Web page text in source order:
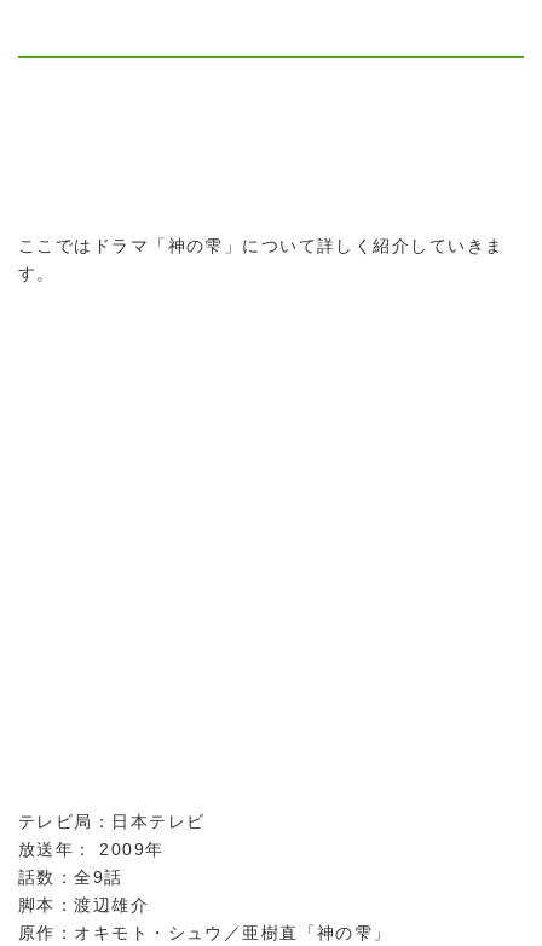
ここではドラマ「神の雫」について詳しく紹介していきま
す。
テレビ局：日本テレビ
放送年： 2009年
話数：全9話
脚本：渡辺雄介
原作：オキモト・シュウ／亜樹直「神の雫」